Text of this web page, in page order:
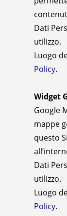
Dati
utilizzo.
Luogo
Policy.
Widget
Google
mappe
questo
Dati
utilizzo.
Luogo
Policy.